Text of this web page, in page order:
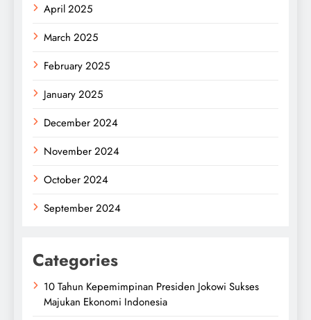
April 2025
March 2025
February 2025
January 2025
December 2024
November 2024
October 2024
September 2024
Categories
10 Tahun Kepemimpinan Presiden Jokowi Sukses
Majukan Ekonomi Indonesia